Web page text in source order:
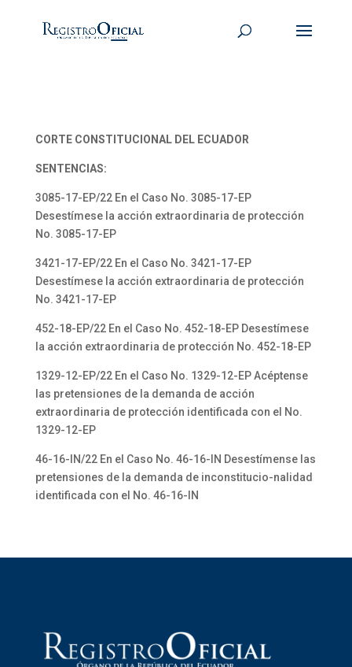
CORTE CONSTITUCIONAL DEL ECUADOR
SENTENCIAS:
3085-17-EP/22 En el Caso No. 3085-17-EP
Desestímese la acción extraordinaria de protección
No. 3085-17-EP
3421-17-EP/22 En el Caso No. 3421-17-EP
Desestímese la acción extraordinaria de protección
No. 3421-17-EP
452-18-EP/22 En el Caso No. 452-18-EP Desestímese
la acción extraordinaria de protección No. 452-18-EP
1329-12-EP/22 En el Caso No. 1329-12-EP Acéptense
las pretensiones de la demanda de acción
extraordinaria de protección identificada con el No.
1329-12-EP
46-16-IN/22 En el Caso No. 46-16-IN Desestímense las
pretensiones de la demanda de inconstitucio-nalidad
identificada con el No. 46-16-IN